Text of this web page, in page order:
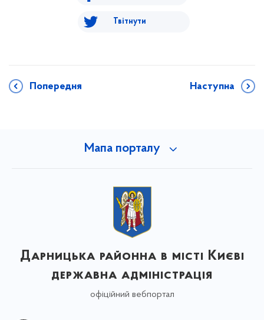
Твітнути
Попередня Наступна
Мапа порталу
Дарницька районна в місті Києві
державна адміністрація
офіційний вебпортал